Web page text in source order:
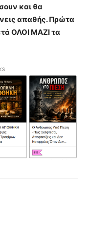
και θα
απαθής. Πρώτα
ΟΛΟΙ ΜΑΖΙ τα